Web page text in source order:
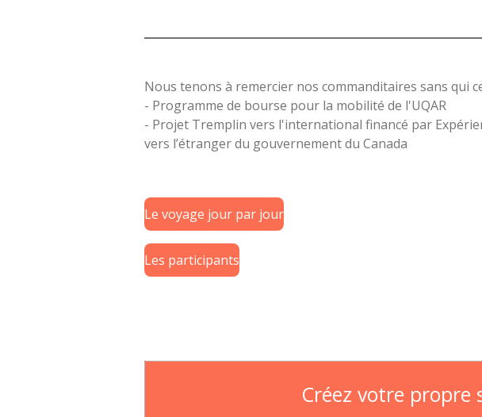
Nous tenons à remercier nos commanditaires sans qui
- Programme de bourse pour la mobilité de l'UQAR
- Projet Tremplin vers l'international financé par
vers l’étranger du gouvernement du Canada
Le voyage jour par jour
Les participants
Créez votre propre